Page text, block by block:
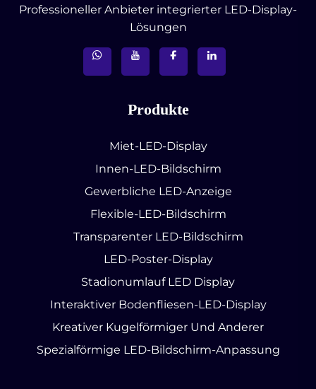
Professioneller Anbieter integrierter LED-Display-
Lösungen
Produkte
Miet-LED-Display
Innen-LED-Bildschirm
Gewerbliche LED-Anzeige
Flexible-LED-Bildschirm
Transparenter LED-Bildschirm
LED-Poster-Display
Stadionumlauf LED Display
Interaktiver Bodenfliesen-LED-Display
Kreativer Kugelförmiger Und Anderer
Spezialförmige LED-Bildschirm-Anpassung